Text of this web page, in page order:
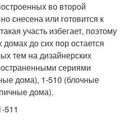
во второй
снесена или готовится к
участь избегает, поэтому
домах до сих пор остается
тем на дизайнерских
сериями
дома), 1-510 (блочные
дома).
511